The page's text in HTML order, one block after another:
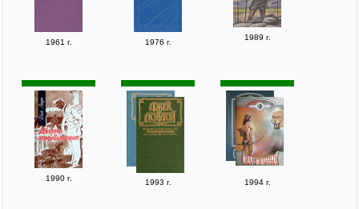
1961 г. 1976 г.
1989 г.
1990 г. 1993 г. 1994 г.